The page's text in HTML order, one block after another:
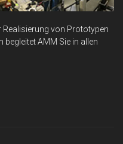
Realisierung von Prototypen
AMM Sie in allen